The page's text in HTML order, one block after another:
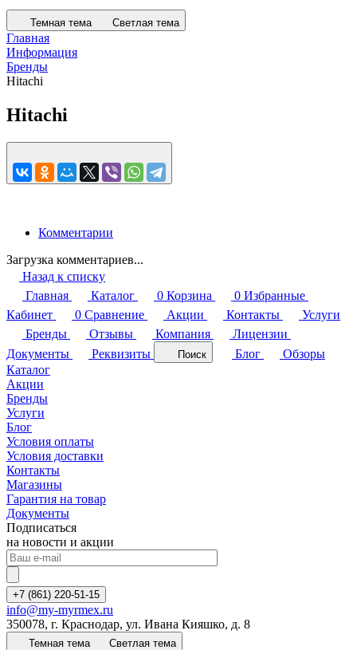
Темная тема Светлая тема
Главная
Информация
Бренды
Hitachi
Hitachi
Комментарии
Загрузка комментариев...
Назад к списку
Главная
Каталог 0 Корзина 0 Избранные
Кабинет
0 Сравнение Акции Контакты
Услуги
Бренды
Отзывы Компания
Лицензии
Документы
Реквизиты Поиск Блог
Обзоры
Каталог
Акции
Бренды
Услуги
Блог
Условия оплаты
Условия доставки
Контакты
Магазины
Гарантия на товар
Документы
Подписаться
на новости и акции
+7 (861) 220-51-15
info@my-myrmex.ru
350078, г. Краснодар, ул. Ивана Кияшко, д. 8
Темная тема Светлая тема